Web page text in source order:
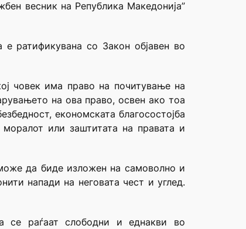
весник на Република Македонија”
ратификувана со Закон објавен во
човек има право на почитување на
на ова право, освен ако тоа
економската благосостојба
или заштитата на правата и
да биде изложен на самоволно и
напади на неговата чест и углед.
се раѓаат слободни и еднакви во